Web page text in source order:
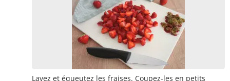
Lavez et équeutez les fraises. Coupez-les en petits